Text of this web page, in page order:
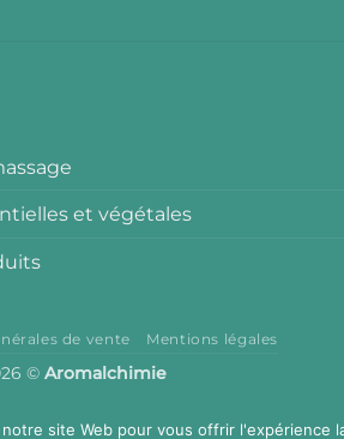
et végétales
de vente Mentions légales
© Aromalchimie
site Web pour vous offrir